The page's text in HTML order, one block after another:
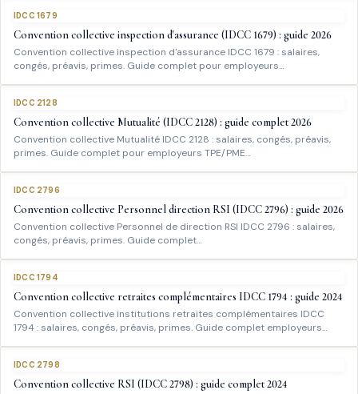
IDCC 1679
Convention collective inspection d'assurance (IDCC 1679) : guide 2026
Convention collective inspection d'assurance IDCC 1679 : salaires,
congés, préavis, primes. Guide complet pour employeurs…
IDCC 2128
Convention collective Mutualité (IDCC 2128) : guide complet 2026
Convention collective Mutualité IDCC 2128 : salaires, congés, préavis,
primes. Guide complet pour employeurs TPE/PME…
IDCC 2796
Convention collective Personnel direction RSI (IDCC 2796) : guide 2026
Convention collective Personnel de direction RSI IDCC 2796 : salaires,
congés, préavis, primes. Guide complet…
IDCC 1794
Convention collective retraites complémentaires IDCC 1794 : guide 2024
Convention collective institutions retraites complémentaires IDCC
1794 : salaires, congés, préavis, primes. Guide complet employeurs…
IDCC 2798
Convention collective RSI (IDCC 2798) : guide complet 2024